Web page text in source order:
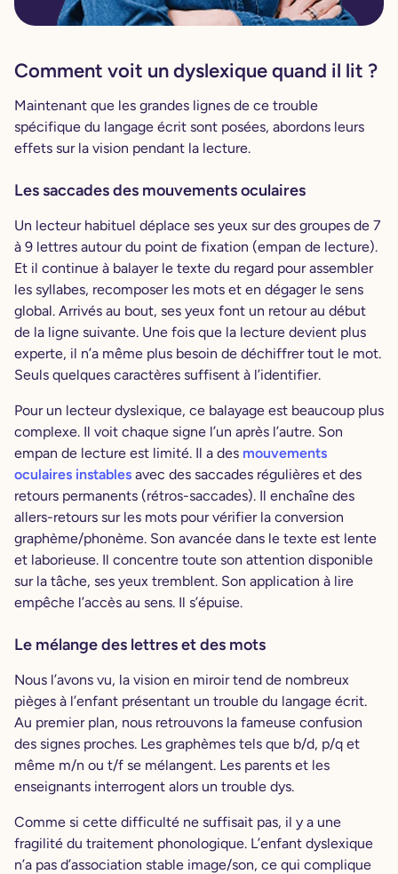
Comment voit un dyslexique quand il lit ?
Maintenant que les grandes lignes de ce trouble
spécifique du langage écrit sont posées, abordons leurs
effets sur la vision pendant la lecture.
Les saccades des mouvements oculaires
Un lecteur habituel déplace ses yeux sur des groupes de 7
à 9 lettres autour du point de fixation (empan de lecture).
Et il continue à balayer le texte du regard pour assembler
les syllabes, recomposer les mots et en dégager le sens
global. Arrivés au bout, ses yeux font un retour au début
de la ligne suivante. Une fois que la lecture devient plus
experte, il n’a même plus besoin de déchiffrer tout le mot.
Seuls quelques caractères suffisent à l’identifier.
Pour un lecteur dyslexique, ce balayage est beaucoup plus
complexe. Il voit chaque signe l’un après l’autre. Son
empan de lecture est limité. Il a des mouvements
oculaires instables avec des saccades régulières et des
retours permanents (rétros-saccades). Il enchaîne des
allers-retours sur les mots pour vérifier la conversion
graphème/phonème. Son avancée dans le texte est lente
et laborieuse. Il concentre toute son attention disponible
sur la tâche, ses yeux tremblent. Son application à lire
empêche l’accès au sens. Il s’épuise.
Le mélange des lettres et des mots
Nous l’avons vu, la vision en miroir tend de nombreux
pièges à l’enfant présentant un trouble du langage écrit.
Au premier plan, nous retrouvons la fameuse confusion
des signes proches. Les graphèmes tels que b/d, p/q et
même m/n ou t/f se mélangent. Les parents et les
enseignants interrogent alors un trouble dys.
Comme si cette difficulté ne suffisait pas, il y a une
fragilité du traitement phonologique. L’enfant dyslexique
n’a pas d’association stable image/son, ce qui complique